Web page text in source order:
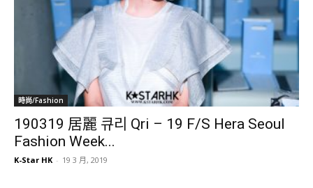
時尚/Fashion
190319 居麗 큐리 Qri – 19 F/S Hera Seoul
Fashion Week...
K-Star HK - 19 3 月, 2019